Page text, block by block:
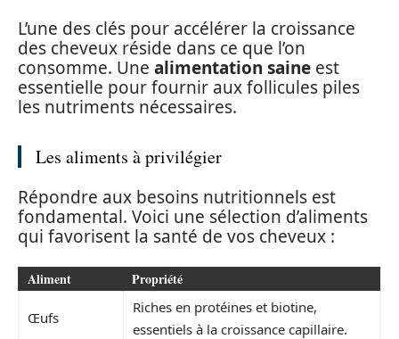
L’une des clés pour accélérer la croissance
des cheveux réside dans ce que l’on
consomme. Une alimentation saine est
essentielle pour fournir aux follicules piles
les nutriments nécessaires.
Les aliments à privilégier
Répondre aux besoins nutritionnels est
fondamental. Voici une sélection d’aliments
qui favorisent la santé de vos cheveux :
Aliment Propriété
Œufs
Riches en protéines et biotine,
essentiels à la croissance capillaire.